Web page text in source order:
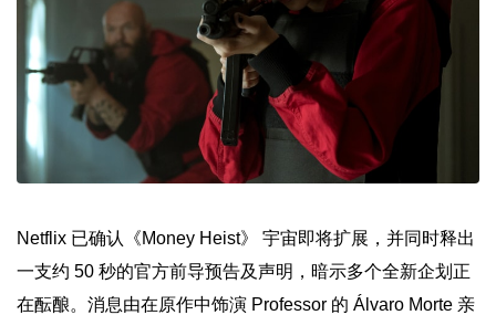
Netflix 已确认《Money Heist》 宇宙即将扩展，并同时释出
一支约 50 秒的官方前导预告及声明，暗示多个全新企划正
在酝酿。消息由在原作中饰演 Professor 的 Álvaro Morte 亲